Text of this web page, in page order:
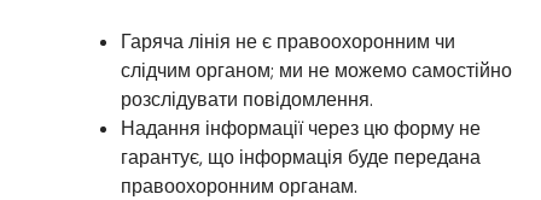
Гаряча лінія не є правоохоронним чи
слідчим органом; ми не можемо самостійно
розслідувати повідомлення.
Надання інформації через цю форму не
гарантує, що інформація буде передана
правоохоронним органам.